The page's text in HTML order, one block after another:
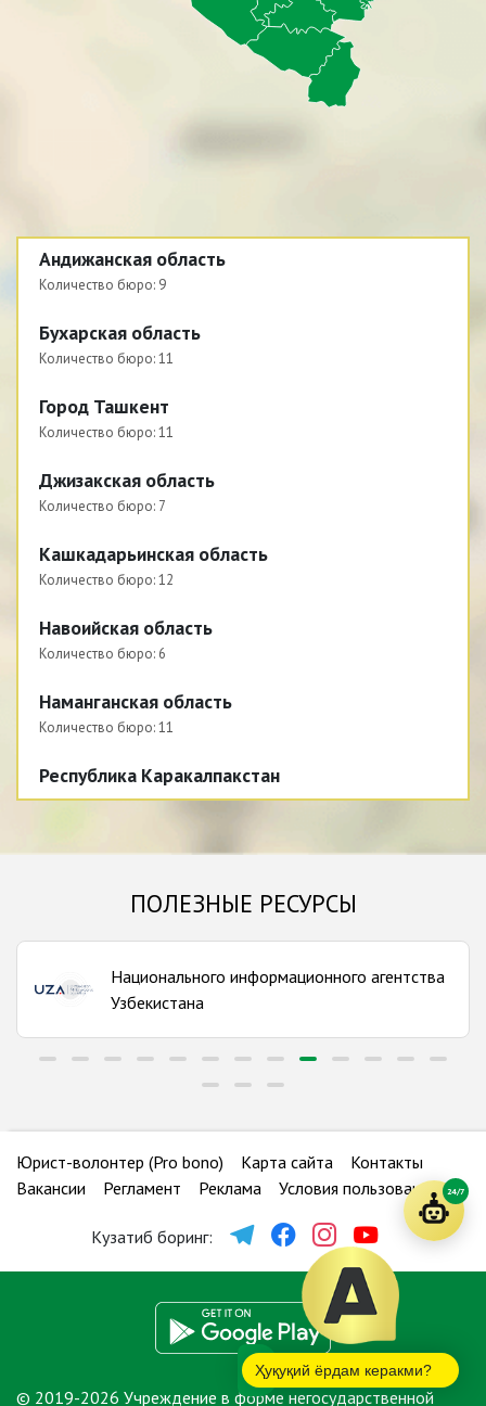
Андижанская область
Количество бюро: 9
Бухарская область
Количество бюро:11
Город Ташкент
Количество бюро:11
Джизакская область
Количество бюро: 7
Кашкадарьинская область
Количество бюро:12
Навоийская область
Количество бюро: 6
Наманганская область
Количество бюро:11
Республика Каракалпакстан
Количество бюро:8
Самаркандская область
Сырдарьинская область
Количество бюро:17
Количество бюро:9
ПОЛЕЗНЫЕ РЕСУРСЫ
Национального информационного агентства
Узбекистана
Юрист-волонтер (Pro bono) Карта сайта
Контакты
Вакансии
Регламент Реклама Условия пользования
Кузатиб боринг:
© 2019-2026 Учреждение в форме негосударственной
Ҳуқуқий ёрдам керакми?
24/7